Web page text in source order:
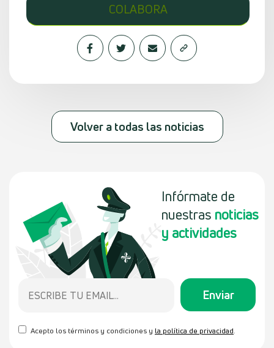
COLABORA
Volver a todas las noticias
Infórmate de
nuestras noticias
y actividades
Acepto los términos y condiciones y la política de privacidad.